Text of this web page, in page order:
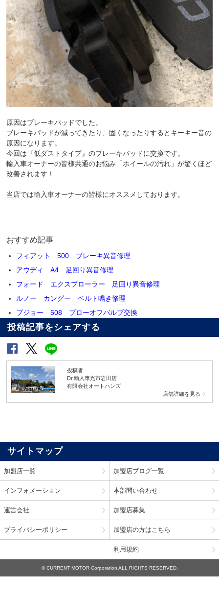
原因はブレーキパッドでした。
ブレーキパッドが減ってきたり、固くなったりするとキーキー音の
原因になります。
今回は『低ダストタイプ』のブレーキパッドに交換です。
輸入車オーナーの皆様共通のお悩み「ホイールの汚れ」が驚くほど
改善されます！
当店では輸入車オーナーの皆様にオススメしております。
おすすめ記事
フィアット 500 ブレーキ異音修理
アウディ A4 足回り異音修理
フォード エクスプローラー 足回り異音修理
ルノー カングー ベルト鳴き修理
プジョー 508 ブローオフバルブ交換
投稿記事をシェアする
投稿者
Dr.輸入車光市岩田店
有限会社オートハンズ
店舗詳細を見る
サイトマップ
加盟店一覧 加盟店ブログ一覧
インフォメーション 本部問い合わせ
運営会社 加盟店募集
プライバシーポリシー 加盟店の方はこちら
利用規約
© CURRENT MOTOR Corporation ALL RIGHTS RESERVED.